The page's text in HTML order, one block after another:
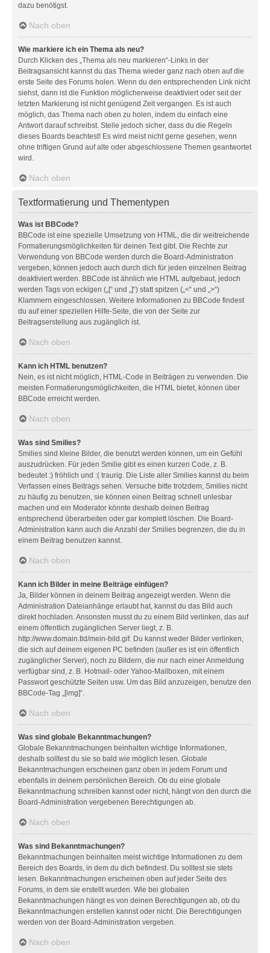
dazu benötigst.
Nach oben
Wie markiere ich ein Thema als neu?
Durch Klicken des „Thema als neu markieren“-Links in der
Beitragsansicht kannst du das Thema wieder ganz nach oben auf die
erste Seite des Forums holen. Wenn du den entsprechenden Link nicht
siehst, dann ist die Funktion möglicherweise deaktiviert oder seit der
letzten Markierung ist nicht genügend Zeit vergangen. Es ist auch
möglich, das Thema nach oben zu holen, indem du einfach eine
Antwort darauf schreibst. Stelle jedoch sicher, dass du die Regeln
dieses Boards beachtest! Es wird meist nicht gerne gesehen, wenn
ohne triftigen Grund auf alte oder abgeschlossene Themen geantwortet
wird.
Nach oben
Textformatierung und Thementypen
Was ist BBCode?
BBCode ist eine spezielle Umsetzung von HTML, die dir weitreichende
Formatierungsmöglichkeiten für deinen Text gibt. Die Rechte zur
Verwendung von BBCode werden durch die Board-Administration
vergeben, können jedoch auch durch dich für jeden einzelnen Beitrag
deaktiviert werden. BBCode ist ähnlich wie HTML aufgebaut, jedoch
werden Tags von eckigen („[“ und „]“) statt spitzen („<“ und „>“)
Klammern eingeschlossen. Weitere Informationen zu BBCode findest
du auf einer speziellen Hilfe-Seite, die von der Seite zur
Beitragserstellung aus zugänglich ist.
Nach oben
Kann ich HTML benutzen?
Nein, es ist nicht möglich, HTML-Code in Beiträgen zu verwenden. Die
meisten Formatierungsmöglichkeiten, die HTML bietet, können über
BBCode erreicht werden.
Nach oben
Was sind Smilies?
Smilies sind kleine Bilder, die benutzt werden können, um ein Gefühl
auszudrücken. Für jeden Smilie gibt es einen kurzen Code, z. B.
bedeutet :) fröhlich und :( traurig. Die Liste aller Smilies kannst du beim
Verfassen eines Beitrags sehen. Versuche bitte trotzdem, Smilies nicht
zu häufig zu benutzen, sie können einen Beitrag schnell unlesbar
machen und ein Moderator könnte deshalb deinen Beitrag
entsprechend überarbeiten oder gar komplett löschen. Die Board-
Administration kann auch die Anzahl der Smilies begrenzen, die du in
einem Beitrag benutzen kannst.
Nach oben
Kann ich Bilder in meine Beiträge einfügen?
Ja, Bilder können in deinem Beitrag angezeigt werden. Wenn die
Administration Dateianhänge erlaubt hat, kannst du das Bild auch
direkt hochladen. Ansonsten musst du zu einem Bild verlinken, das auf
einem öffentlich zugänglichen Server liegt, z. B.
http://www.domain.tld/mein-bild.gif. Du kannst weder Bilder verlinken,
die sich auf deinem eigenen PC befinden (außer es ist ein öffentlich
zugänglicher Server), noch zu Bildern, die nur nach einer Anmeldung
verfügbar sind, z. B. Hotmail- oder Yahoo-Mailboxen, mit einem
Passwort geschützte Seiten usw. Um das Bild anzuzeigen, benutze den
BBCode-Tag „[img]“.
Nach oben
Was sind globale Bekanntmachungen?
Globale Bekanntmachungen beinhalten wichtige Informationen,
deshalb solltest du sie so bald wie möglich lesen. Globale
Bekanntmachungen erscheinen ganz oben in jedem Forum und
ebenfalls in deinem persönlichen Bereich. Ob du eine globale
Bekanntmachung schreiben kannst oder nicht, hängt von den durch die
Board-Administration vergebenen Berechtigungen ab.
Nach oben
Was sind Bekanntmachungen?
Bekanntmachungen beinhalten meist wichtige Informationen zu dem
Bereich des Boards, in dem du dich befindest. Du solltest sie stets
lesen. Bekanntmachungen erscheinen oben auf jeder Seite des
Forums, in dem sie erstellt wurden. Wie bei globalen
Bekanntmachungen hängt es von deinen Berechtigungen ab, ob du
Bekanntmachungen erstellen kannst oder nicht. Die Berechtigungen
werden von der Board-Administration vergeben.
Nach oben